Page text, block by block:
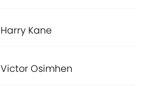
Harry Kane
Victor Osimhen